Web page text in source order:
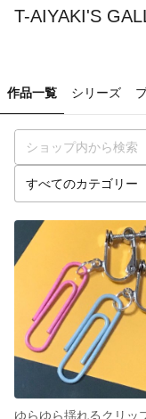
T-AIYAKI'S
作品一覧 シリーズ